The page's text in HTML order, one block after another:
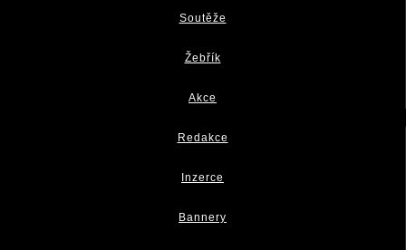
Soutěže
Žebřík
Akce
Redakce
Inzerce
Bannery